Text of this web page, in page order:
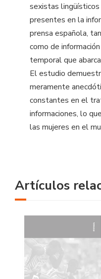
sexistas
presentes en la
prensa española,
como de
temporal que
El estudio
meramente
constantes en el
informaciones, lo
las mujeres en el
Artículos